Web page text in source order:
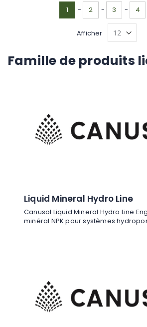
Vous lisez actuellement
1 - Page
2 - Page
3 - Page
4
Afficher
Famille de produits
Liquid Mineral Hydro Line
Canusol Liquid Mineral Hydro Line
minéral NPK pour systèmes